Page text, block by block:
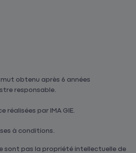
obtenu après 6 années
responsable.
par IMA GIE.
à conditions.
sont pas la propriété intellectuelle de